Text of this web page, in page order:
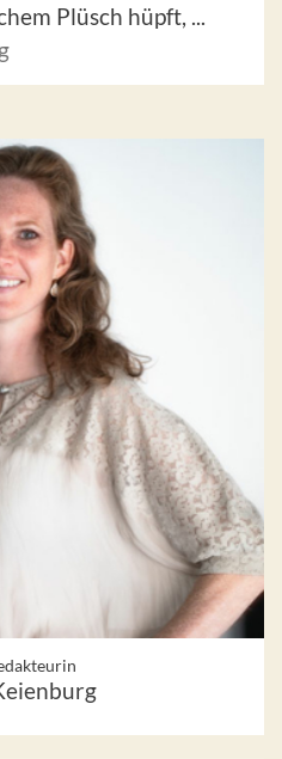
Plüsch hüpft, ...